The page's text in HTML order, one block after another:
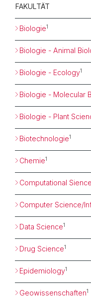
FAKULTÄT
Biologie1
Biologie - Animal
Biologie - Ecology1
Biologie - Molecular
Biologie - Plant
Biotechnologie1
Chemie1
Computational
Computer Science/
Data Science1
Drug Science1
Epidemiology1
Geowissenschaften1